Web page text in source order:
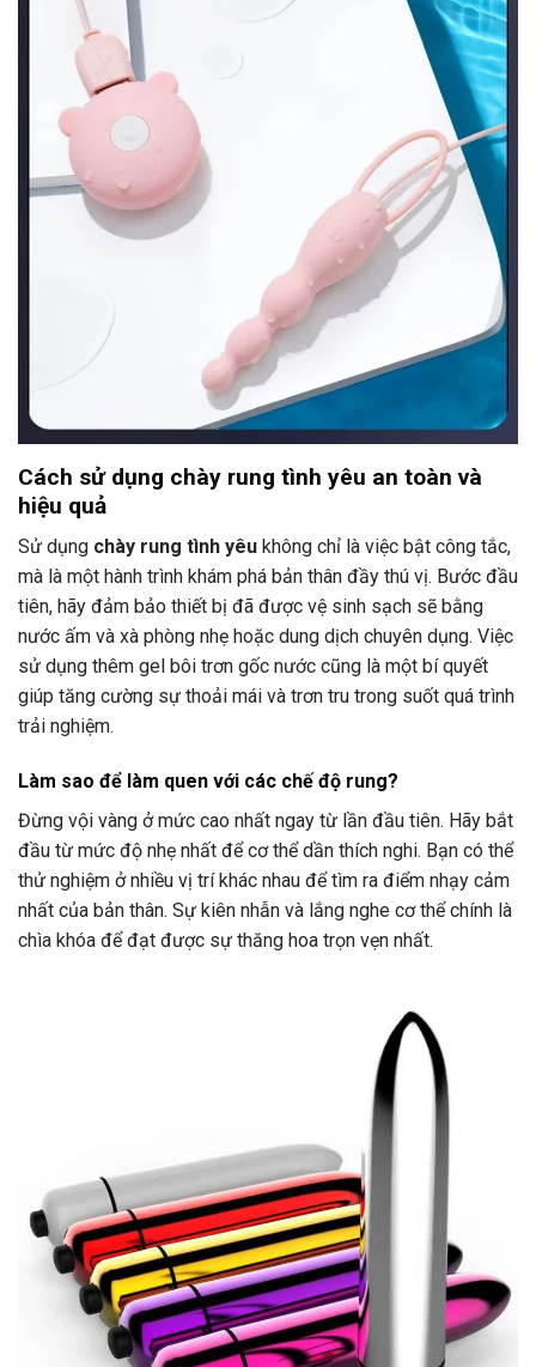
Cách sử dụng chày rung tình yêu an toàn và
hiệu quả
Sử dụng chày rung tình yêu không chỉ là việc bật công tắc,
mà là một hành trình khám phá bản thân đầy thú vị. Bước đầu
tiên, hãy đảm bảo thiết bị đã được vệ sinh sạch sẽ bằng
nước ấm và xà phòng nhẹ hoặc dung dịch chuyên dụng. Việc
sử dụng thêm gel bôi trơn gốc nước cũng là một bí quyết
giúp tăng cường sự thoải mái và trơn tru trong suốt quá trình
trải nghiệm.
Làm sao để làm quen với các chế độ rung?
Đừng vội vàng ở mức cao nhất ngay từ lần đầu tiên. Hãy bắt
đầu từ mức độ nhẹ nhất để cơ thể dần thích nghi. Bạn có thể
thử nghiệm ở nhiều vị trí khác nhau để tìm ra điểm nhạy cảm
nhất của bản thân. Sự kiên nhẫn và lắng nghe cơ thể chính là
chìa khóa để đạt được sự thăng hoa trọn vẹn nhất.